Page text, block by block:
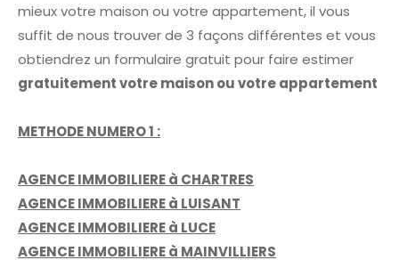
mieux votre maison ou votre appartement, il vous
suffit de nous trouver de 3 façons différentes et vous
obtiendrez un formulaire gratuit pour faire estimer
gratuitement votre maison ou votre appartement
METHODE NUMERO 1 :
AGENCE IMMOBILIERE à CHARTRES
AGENCE IMMOBILIERE à LUISANT
AGENCE IMMOBILIERE à LUCE
AGENCE IMMOBILIERE à MAINVILLIERS